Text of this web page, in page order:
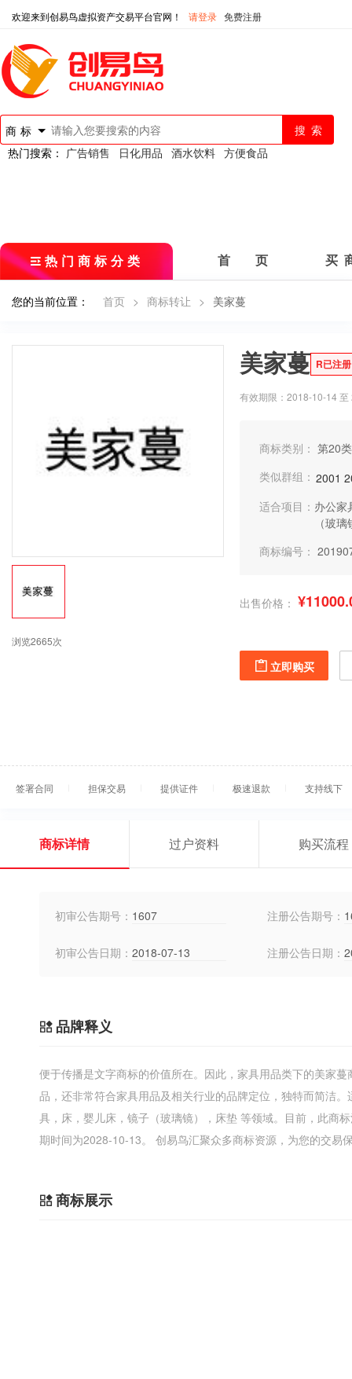
欢迎来到创易鸟虚拟资产交易平台官网！ 请登录 免费注册
商标
热门搜索： 广告销售 日化用品 酒水饮料 方便食品
热门商标分类 首 页 买
您的当前位置： 首页 > 商标转让 > 美家蔓
浏览2665次
美家蔓 R已注册
有效期限：2018-10-14
商标类别： 第20
类似群组： 2001
适合项目： 办公家
（玻
商标编号：
出售价格：
立即购买
签署合同 担保交易 提供证件 极速退款 支持线下
商标详情 过户资料 购买流程
初审公告期号： 1607 注册公告期号：
初审公告日期： 2018-07-13 注册公告日期：
品牌释义
便于传播是文字商标的价值所在。因此，家具用品类下的美家
品，还非常符合家具用品及相关行业的品牌定位，独特而简洁
具，床，婴儿床，镜子（玻璃镜），床垫 等领域。目前，此商
期时间为2028-10-13。 创易鸟汇聚众多商标资源，为您的交易
商标展示